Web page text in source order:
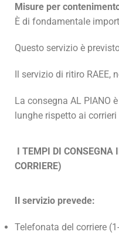
Misure per
È di fondamentale
Questo servizio è
Il servizio di ritiro RAEE,
La consegna AL PIANO
lunghe rispetto ai corrieri
I TEMPI DI CONSEGNA
CORRIERE)
Il servizio prevede:
Telefonata del corriere